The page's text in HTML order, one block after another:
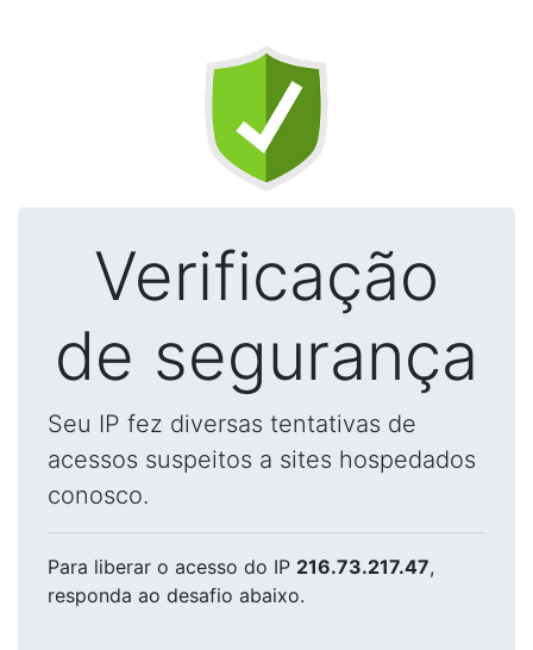
Verificação
de segurança
Seu IP fez diversas tentativas de
acessos suspeitos a sites hospedados
conosco.
Para liberar o acesso do IP 216.73.217.47,
responda ao desafio abaixo.